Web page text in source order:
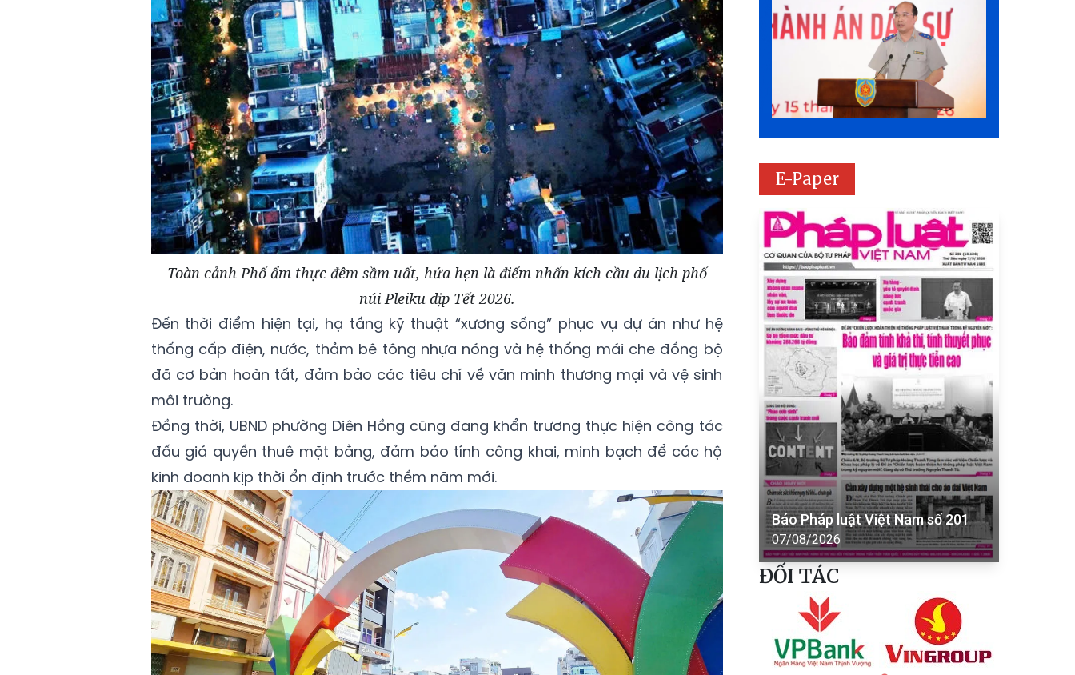
Toàn cảnh Phố ẩm thực đêm sầm uất, hứa hẹn là điểm nhấn kích cầu du lịch phố
núi Pleiku dịp Tết 2026.
Đến thời điểm hiện tại, hạ tầng kỹ thuật “xương sống” phục vụ dự án như hệ
thống cấp điện, nước, thảm bê tông nhựa nóng và hệ thống mái che đồng bộ
đã cơ bản hoàn tất, đảm bảo các tiêu chí về văn minh thương mại và vệ sinh
môi trường.
Đồng thời, UBND phường Diên Hồng cũng đang khẩn trương thực hiện công tác
đấu giá quyền thuê mặt bằng, đảm bảo tính công khai, minh bạch để các hộ
kinh doanh kịp thời ổn định trước thềm năm mới.
E-Paper
Báo Pháp luật Việt Nam số 201
07/08/2026
ĐỐI TÁC